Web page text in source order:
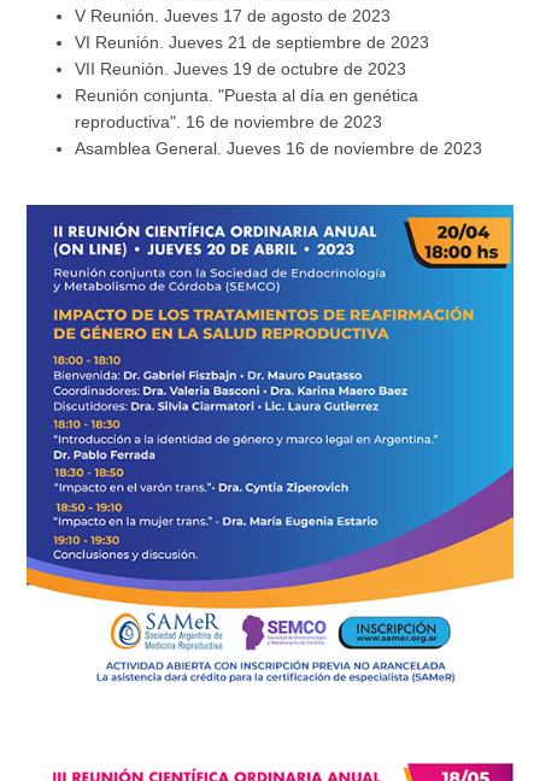
V Reunión. Jueves 17 de agosto de 2023
VI Reunión. Jueves 21 de septiembre de 2023
VII Reunión. Jueves 19 de octubre de 2023
Reunión conjunta. "Puesta al día en genética
reproductiva". 16 de noviembre de 2023
Asamblea General. Jueves 16 de noviembre de 2023